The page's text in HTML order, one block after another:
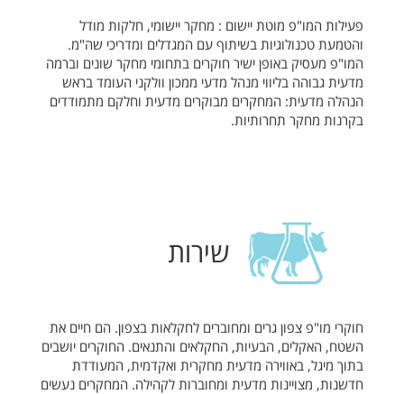
פעילות המו"פ מוטת יישום : מחקר יישומי, חלקות מודל
והטמעת טכנולוגיות בשיתוף עם המגדלים ומדריכי שה"מ.
המו"פ מעסיק באופן ישיר חוקרים בתחומי מחקר שונים וברמה
מדעית גבוהה בליווי מנהל מדעי ממכון וולקני העומד בראש
הנהלה מדעית: המחקרים מבוקרים מדעית וחלקם מתמודדים
בקרנות מחקר תחרותיות.
שירות
חוקרי מו"פ צפון גרים ומחוברים לחקלאות בצפון. הם חיים את
השטח, האקלים, הבעיות, החקלאים והתנאים. החוקרים יושבים
בתוך מיגל, באווירה מדעית מחקרית ואקדמית, המעודדת
חדשנות, מצויינות מדעית ומחוברות לקהילה. המחקרים נעשים